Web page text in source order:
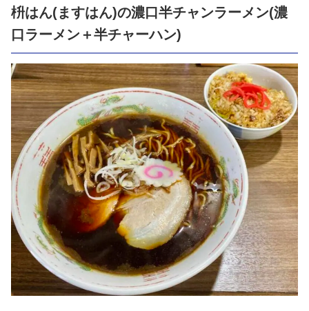
枡はん(ますはん)の濃口半チャンラーメン(濃
口ラーメン＋半チャーハン)